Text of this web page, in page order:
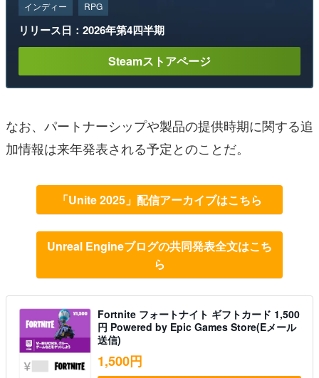
インディー RPG
リリース日：2026年第4四半期
Steamストアページ
なお、パートナーシップや製品の提供時期に関する追
加情報は来年発表される予定とのことだ。
「Unite 2025」配信アーカイブはこちら
Unreal Engineブログの共同発表全文はこち
ら
Fortnite フォートナイト ギフトカード 1,500
円 Powered by Epic Games Store(Eメール
送信)
1,500円